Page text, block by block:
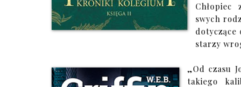
swych
dotyczące
starzy
„Od czasu
takiego